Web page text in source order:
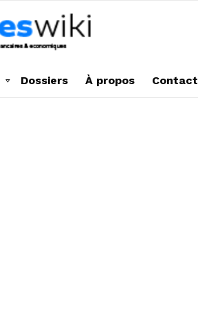
Dossiers À propos Contact